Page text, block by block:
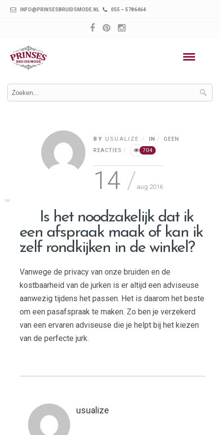
INFO@PRINSESBRUIDSMODE.NL 055 – 5786464
BY USUALIZE IN
GEEN
REACTIES
704
14 aug 2016
Is het noodzakelijk dat ik
een afspraak maak of kan ik
zelf rondkijken in de winkel?
Vanwege de privacy van onze bruiden en de
kostbaarheid van de jurken is er altijd een adviseuse
aanwezig tijdens het passen. Het is daarom het beste
om een pasafspraak te maken. Zo ben je verzekerd
van een ervaren adviseuse die je helpt bij het kiezen
van de perfecte jurk.
usualize